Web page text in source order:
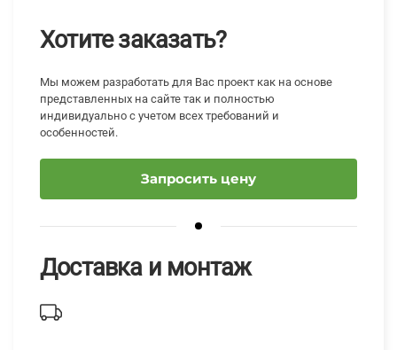
Хотите заказать?
Мы можем разработать для Вас проект как на основе
представленных на сайте так и полностью
индивидуально с учетом всех требований и
особенностей.
Запросить цену
Доставка и монтаж